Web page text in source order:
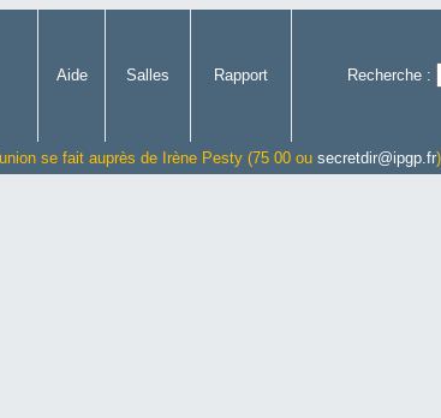
Aide Salles Rapport Recherche :
se fait auprès de Irène Pesty (75 00 ou secretdir@ipgp.fr)